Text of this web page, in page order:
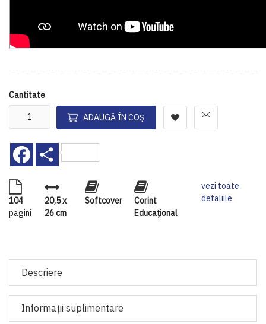
Cantitate
ADAUGĂ ÎN COȘ
Facebook
104
pagini
20,5 x
26 cm
Softcover
Corint
Educaţional
vezi toate
detaliile
Descriere
Informaţii suplimentare